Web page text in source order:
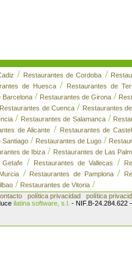
/ Restaurantes de Cordoba /
de Huesca/ Restaurantes de
Barcelona/ Restaurantes de Girona/
Restaurantes de Cuenca/ Restaurantes
/ Restaurantes de Salamanca/
de Alicante / Restaurantes de
Santiago / Restaurantes de Lugo /
de Ibiza / Restaurantes de Las
Getafe / Restaurantes de Vallecas /
/ Restaurantes de Pamplona/
/ Restaurantes de Vitoria /
política privacidad
política
ilatina software, s.l. - NIF.B-24.284.622